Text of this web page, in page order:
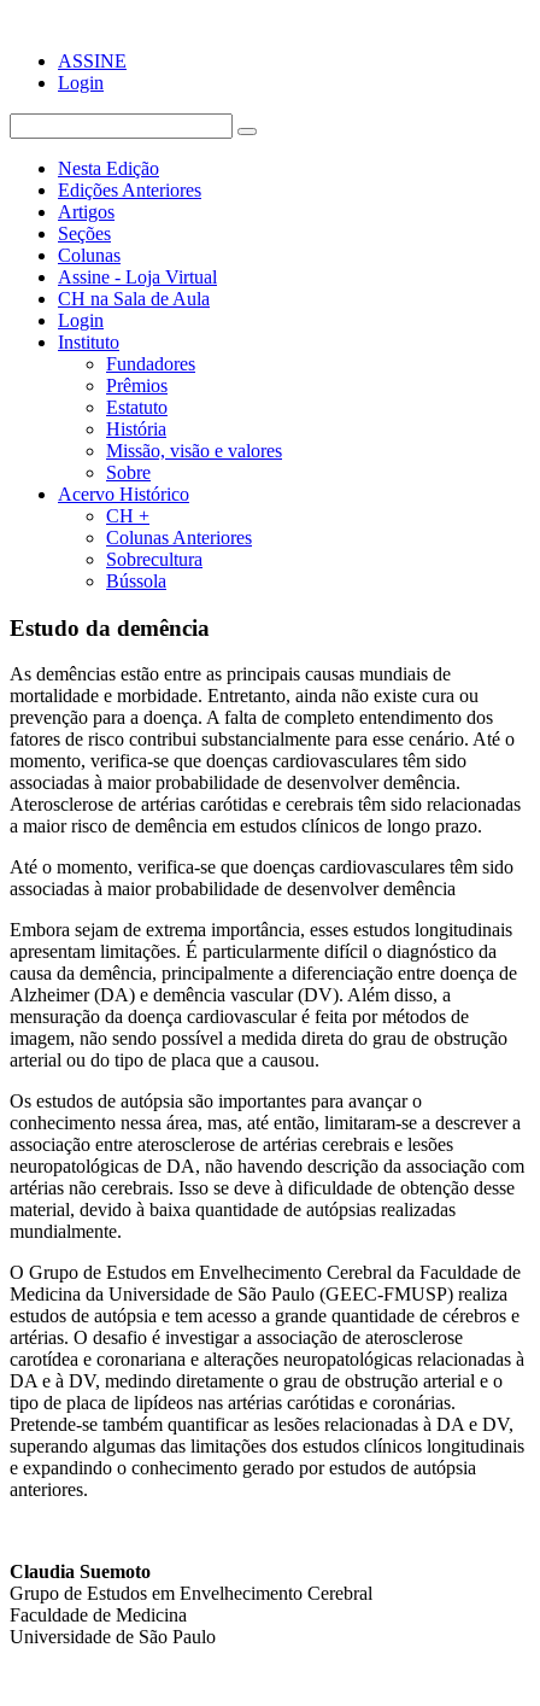
ASSINE
Login
Nesta Edição
Edições Anteriores
Artigos
Seções
Colunas
Assine - Loja Virtual
CH na Sala de Aula
Login
Instituto
Fundadores
Prêmios
Estatuto
História
Missão, visão e valores
Sobre
Acervo Histórico
CH +
Colunas Anteriores
Sobrecultura
Bússola
Estudo da demência
As demências estão entre as principais causas mundiais de
mortalidade e morbidade. Entretanto, ainda não existe cura ou
prevenção para a doença. A falta de completo entendimento dos
fatores de risco contribui substancialmente para esse cenário. Até o
momento, verifica-se que doenças cardiovasculares têm sido
associadas à maior probabilidade de desenvolver demência.
Aterosclerose de artérias carótidas e cerebrais têm sido relacionadas
a maior risco de demência em estudos clínicos de longo prazo.
Até o momento, verifica-se que doenças cardiovasculares têm sido
associadas à maior probabilidade de desenvolver demência
Embora sejam de extrema importância, esses estudos longitudinais
apresentam limitações. É particularmente difícil o diagnóstico da
causa da demência, principalmente a diferenciação entre doença de
Alzheimer (DA) e demência vascular (DV). Além disso, a
mensuração da doença cardiovascular é feita por métodos de
imagem, não sendo possível a medida direta do grau de obstrução
arterial ou do tipo de placa que a causou.
Os estudos de autópsia são importantes para avançar o
conhecimento nessa área, mas, até então, limitaram-se a descrever a
associação entre aterosclerose de artérias cerebrais e lesões
neuropatológicas de DA, não havendo descrição da associação com
artérias não cerebrais. Isso se deve à dificuldade de obtenção desse
material, devido à baixa quantidade de autópsias realizadas
mundialmente.
O Grupo de Estudos em Envelhecimento Cerebral da Faculdade de
Medicina da Universidade de São Paulo (GEEC-FMUSP) realiza
estudos de autópsia e tem acesso a grande quantidade de cérebros e
artérias. O desafio é investigar a associação de aterosclerose
carotídea e coronariana e alterações neuropatológicas relacionadas à
DA e à DV, medindo diretamente o grau de obstrução arterial e o
tipo de placa de lipídeos nas artérias carótidas e coronárias.
Pretende-se também quantificar as lesões relacionadas à DA e DV,
superando algumas das limitações dos estudos clínicos longitudinais
e expandindo o conhecimento gerado por estudos de autópsia
anteriores.
Claudia Suemoto
Grupo de Estudos em Envelhecimento Cerebral
Faculdade de Medicina
Universidade de São Paulo